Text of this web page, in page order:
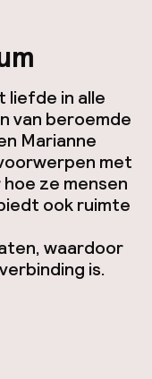
liefde in alle
van beroemde
Marianne
met
ze mensen
ook ruimte
waardoor
is.